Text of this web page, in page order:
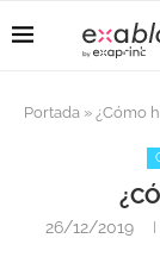
Portada » ¿Cómo
26/12/2019